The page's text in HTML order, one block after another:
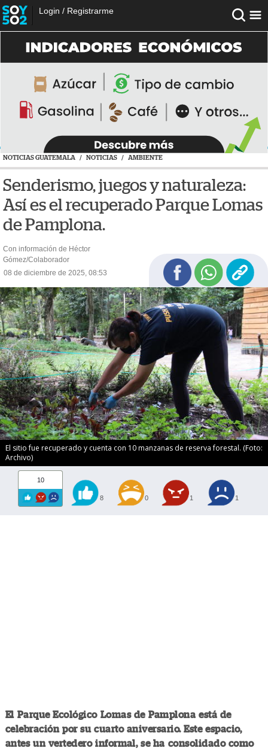
Login / Registrarme
NOTICIAS GUATEMALA / NOTICIAS / AMBIENTE
Senderismo, juegos y naturaleza:
Así es el recuperado Parque Lomas
de Pamplona.
Con información de Héctor
Gómez/Colaborador
08 de diciembre de 2025, 08:53
El sitio fue recuperado y cuenta con 10 manzanas de reserva forestal. (Foto:
Archivo)
10
8 0 1 1
El Parque Ecológico Lomas de Pamplona está de
celebración por su cuarto aniversario. Este espacio,
antes un vertedero informal, se ha consolidado como